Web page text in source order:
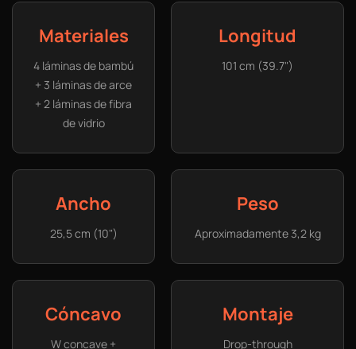
Materiales
4 láminas de bambú
+ 3 láminas de arce
+ 2 láminas de fibra
de vidrio
Longitud
101 cm (39.7")
Ancho
25,5 cm (10")
Peso
Aproximadamente 3,2 kg
Cóncavo
W concave +
Montaje
Drop-through